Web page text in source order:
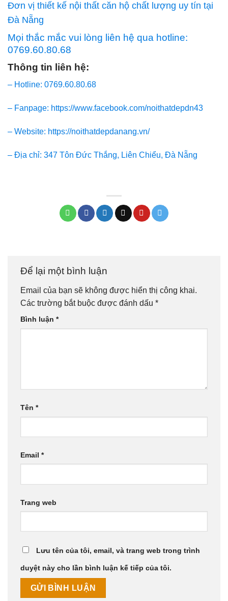
Đơn vị thiết kế nội thất căn hộ chất lượng uy tín tại
Đà Nẵng
Mọi thắc mắc vui lòng liên hệ qua hotline:
0769.60.80.68
Thông tin liên hệ:
– Hotline: 0769.60.80.68
– Fanpage: https://www.facebook.com/noithatdepdn43
– Website: https://noithatdepdanang.vn/
– Địa chỉ: 347 Tôn Đức Thắng, Liên Chiểu, Đà Nẵng
Để lại một bình luận
Email của bạn sẽ không được hiển thị công khai.
Các trường bắt buộc được đánh dấu *
Bình luận *
Tên *
Email *
Trang web
Lưu tên của tôi, email, và trang web trong trình
duyệt này cho lần bình luận kế tiếp của tôi.